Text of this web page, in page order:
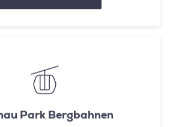
Park Bergbahnen